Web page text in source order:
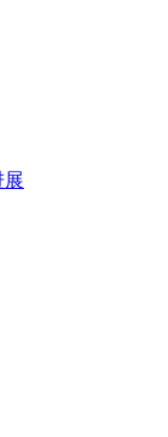
展